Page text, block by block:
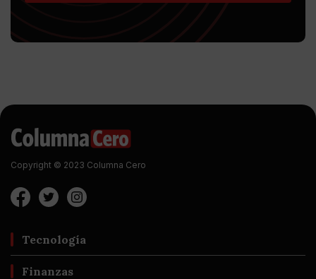
Copyright © 2023 Columna Cero
Tecnología
Finanzas